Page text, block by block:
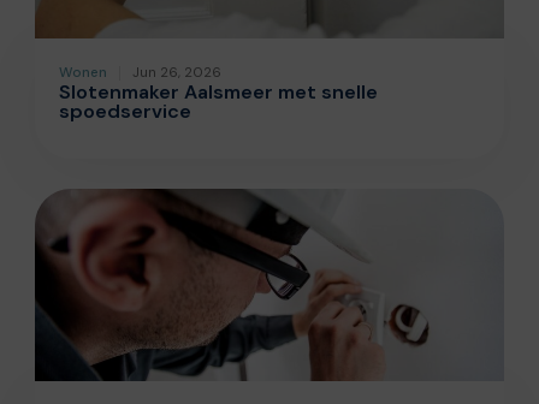
Wonen Jun 26, 2026
Slotenmaker Aalsmeer met snelle
spoedservice